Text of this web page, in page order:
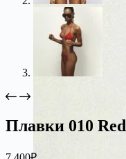
Плавки 010 Red